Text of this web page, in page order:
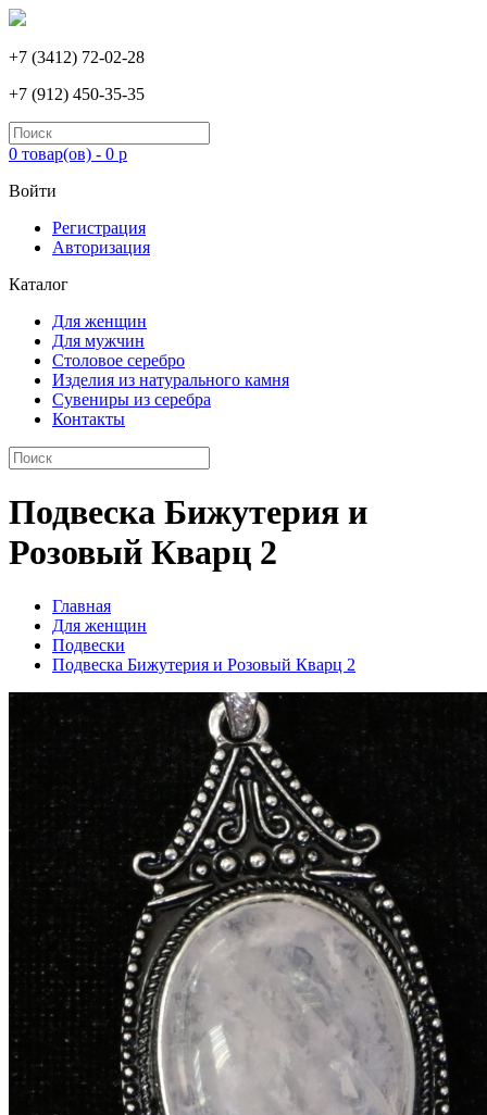
+7 (3412) 72-02-28
+7 (912) 450-35-35
0 товар(ов) - 0 р
Войти
Регистрация
Авторизация
Каталог
Для женщин
Для мужчин
Столовое серебро
Изделия из натурального камня
Сувениры из серебра
Контакты
Подвеска Бижутерия и
Розовый Кварц 2
Главная
Для женщин
Подвески
Подвеска Бижутерия и Розовый Кварц 2